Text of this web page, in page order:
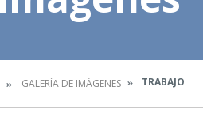
GALERÍA DE IMÁGENES TRABAJO